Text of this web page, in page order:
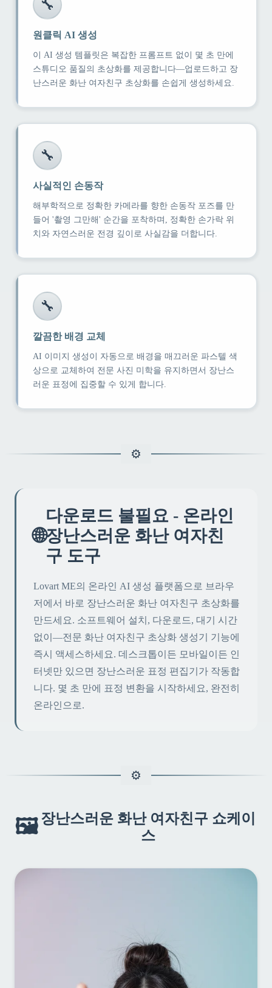
🔧
원클릭 AI 생성
이 AI 생성 템플릿은 복잡한 프롬프트 없이 몇 초 만에
스튜디오 품질의 초상화를 제공합니다—업로드하고 장
난스러운 화난 여자친구 초상화를 손쉽게 생성하세요.
🔧
사실적인 손동작
해부학적으로 정확한 카메라를 향한 손동작 포즈를 만
들어 '촬영 그만해' 순간을 포착하며, 정확한 손가락 위
치와 자연스러운 전경 깊이로 사실감을 더합니다.
🔧
깔끔한 배경 교체
AI 이미지 생성이 자동으로 배경을 매끄러운 파스텔 색
상으로 교체하여 전문 사진 미학을 유지하면서 장난스
러운 표정에 집중할 수 있게 합니다.
🌐
다운로드 불필요 - 온라인
장난스러운 화난 여자친
구 도구
Lovart ME의 온라인 AI 생성 플랫폼으로 브라우
저에서 바로 장난스러운 화난 여자친구 초상화를
만드세요. 소프트웨어 설치, 다운로드, 대기 시간
없이—전문 화난 여자친구 초상화 생성기 기능에
즉시 액세스하세요. 데스크톱이든 모바일이든 인
터넷만 있으면 장난스러운 표정 편집기가 작동합
니다. 몇 초 만에 표정 변환을 시작하세요, 완전히
온라인으로.
🖼️장난스러운 화난 여자친구 쇼케이
스